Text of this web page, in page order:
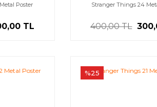
Poster
TL
Stranger Things 24
400,00 TL
%25